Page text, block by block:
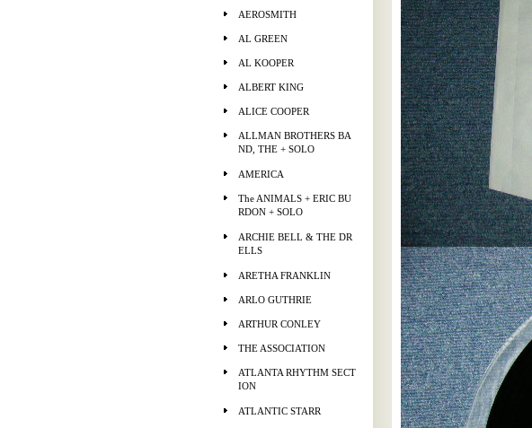
AEROSMITH
AL GREEN
AL KOOPER
ALBERT KING
ALICE COOPER
ALLMAN BROTHERS BA
ND, THE + SOLO
AMERICA
The ANIMALS + ERIC BU
RDON + SOLO
ARCHIE BELL & THE DR
ELLS
ARETHA FRANKLIN
ARLO GUTHRIE
ARTHUR CONLEY
THE ASSOCIATION
ATLANTA RHYTHM SECT
ION
ATLANTIC STARR